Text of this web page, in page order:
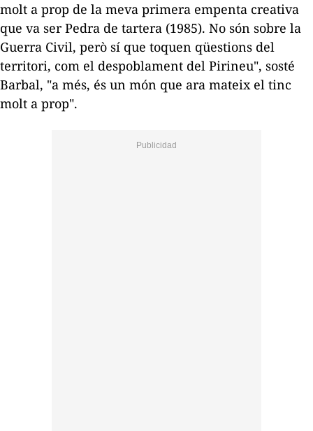
molt a prop de la meva primera empenta creativa
que va serPedra de tartera (1985). No són sobre la
Guerra Civil, però sí que toquen qüestions del
territori, com el despoblament del Pirineu", sosté
Barbal, "a més, és un món que ara mateix el tinc
molt a prop".